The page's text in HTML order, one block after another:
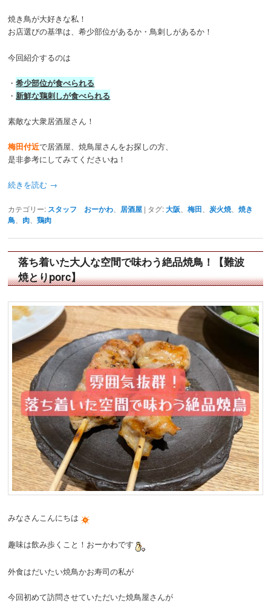
焼き鳥が大好きな私！
お店選びの基準は、希少部位があるか・鳥刺しがあるか！
今回紹介するのは
・希少部位が食べられる
・新鮮な鶏刺しが食べられる
素敵な大衆居酒屋さん！
梅田付近で居酒屋、焼鳥屋さんをお探しの方、
是非参考にしてみてくださいね！
続きを読む →
カテゴリー: スタッフ おーかわ 居酒屋 | タグ: 大阪 、梅田 炭火焼 、焼き
鳥
肉 、鶏肉
落ち着いた大人な空間で味わう絶品焼鳥！【難波
焼とりporc】
みなさんこんにちは
趣味は飲み歩くこと！おーかわです
外食はだいたい焼鳥かお寿司の私が
今回初めて訪問させていただいた焼鳥屋さんが